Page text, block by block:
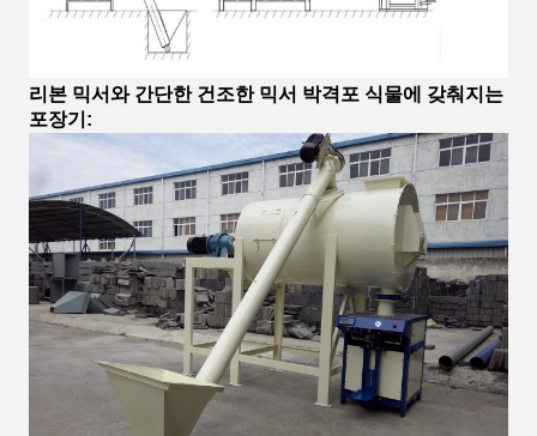
리본 믹서와 간단한 건조한 믹서 박격포 식물에 갖춰지는
포장기: